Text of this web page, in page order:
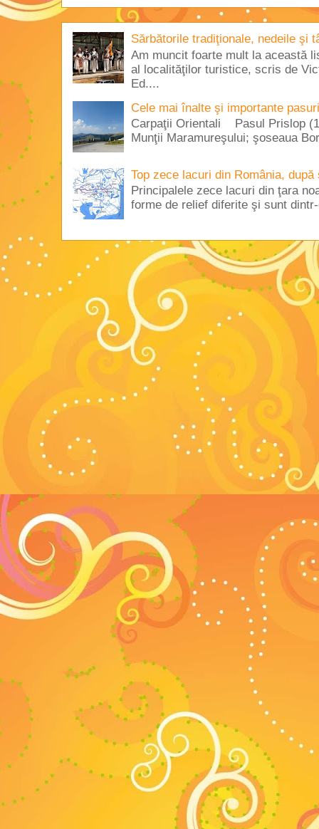
Sărbătorile tradiţionale, nedeile şi
Am muncit foarte mult la această
al localităţilor turistice, scris de
Ed....
Cele mai înalte şi importante
Carpaţii Orientali Pasul Prislop
Munţii Maramureşului; şoseaua
Top zece lacuri din România, după
Principalele zece lacuri din ţara
forme de relief diferite şi sunt